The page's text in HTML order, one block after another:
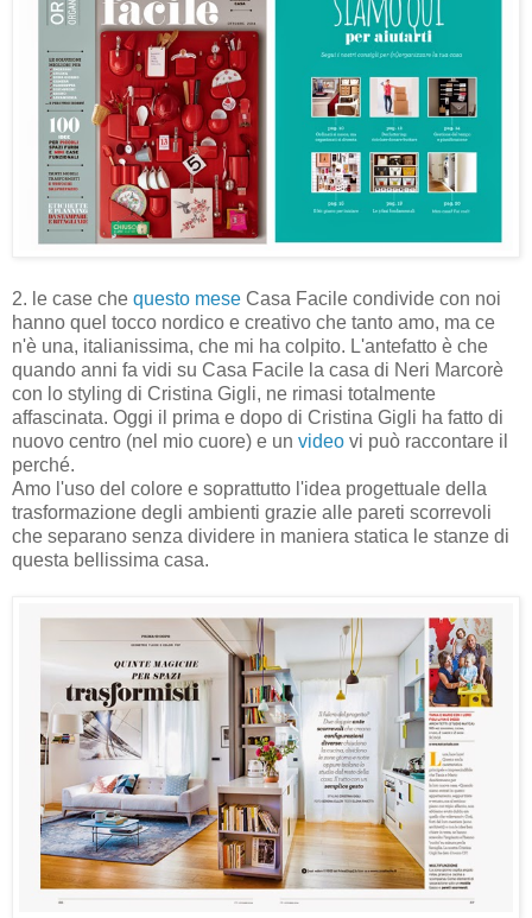
2. le case che questo mese Casa Facile condivide con noi
hanno quel tocco nordico e creativo che tanto amo, ma ce
n'è una, italianissima, che mi ha colpito. L'antefatto è che
quando anni fa vidi su Casa Facile la casa di Neri Marcorè
con lo styling di Cristina Gigli, ne rimasi totalmente
affascinata. Oggi il prima e dopo di Cristina Gigli ha fatto di
nuovo centro (nel mio cuore) e un video vi può raccontare il
perché.
Amo l'uso del colore e soprattutto l'idea progettuale della
trasformazione degli ambienti grazie alle pareti scorrevoli
che separano senza dividere in maniera statica le stanze di
questa bellissima casa.